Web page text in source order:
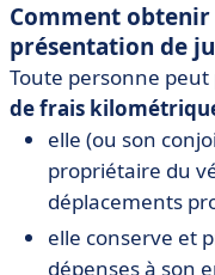
Comment
présentation de
Toute personne
de frais
elle (ou son
propriétaire du
déplacements
elle conserve et
dépenses à son